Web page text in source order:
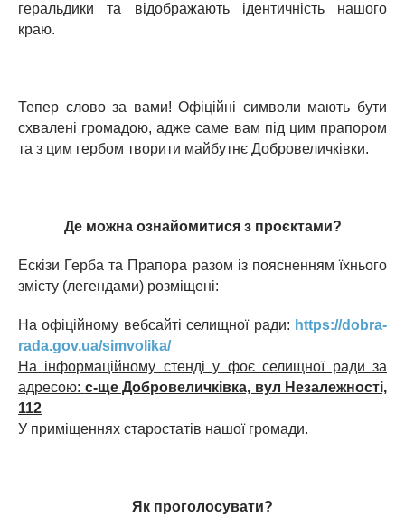
геральдики та відображають ідентичність нашого
краю.
Тепер слово за вами! Офіційні символи мають бути
схвалені громадою, адже саме вам під цим прапором
та з цим гербом творити майбутнє Добровеличківки.
Де можна ознайомитися з проєктами?
Ескізи Герба та Прапора разом із поясненням їхнього
змісту (легендами) розміщені:
На офіційному вебсайті селищної ради: https://dobra-
rada.gov.ua/simvolika/
На інформаційному стенді у фоє селищної ради за
адресою: с-ще Добровеличківка, вул Незалежності,
112
У приміщеннях старостатів нашої громади.
Як проголосувати?